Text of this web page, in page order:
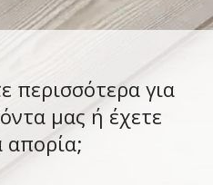
περισσότερα για
μας ή έχετε
απορία;